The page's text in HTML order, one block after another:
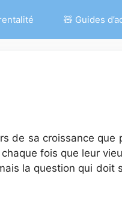
🧸 Guides
de sa croissance que
fois que leur
la question qui doit